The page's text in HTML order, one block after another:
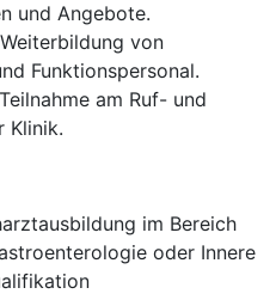
und Angebote.
von
Funktionspersonal.
am Ruf- und
Klinik.
im Bereich
oder Innere